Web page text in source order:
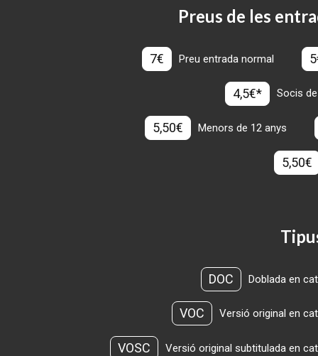
Preus de les
7€ Preu entrada normal
4,5€* Socis
5,50€ Menors de 12 anys
5,50€
DOC Doblada en
VOC Versió original en
VOSC Versió original subtitulada en